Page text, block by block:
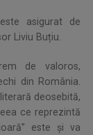
asigurat de
Liviu Buțiu.
de valoros,
din România.
deosebită,
ce reprezintă
este și va